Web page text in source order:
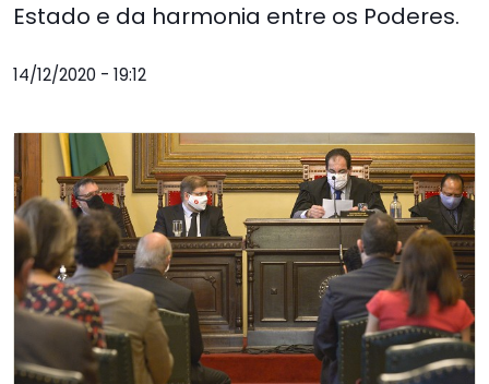
Estado e da harmonia entre os Poderes.
14/12/2020 - 19:12